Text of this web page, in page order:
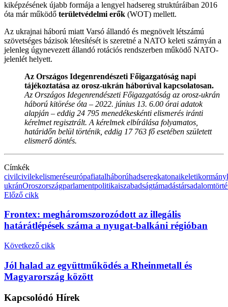
kiképzésének újabb formája a lengyel hadsereg struktúráiban 2016
óta már működő területvédelmi erők (WOT) mellett.
Az ukrajnai háború miatt Varsó állandó és megnövelt létszámú
szövetséges bázisok létesítését is szeretné a NATO keleti szárnyán a
jelenleg úgynevezett állandó rotációs rendszerben működő NATO-
jelenlét helyett.
Az Országos Idegenrendészeti Főigazgatóság napi
tájékoztatása az orosz-ukrán háborúval kapcsolatosan.
Az Országos Idegenrendészeti Főigazgatóság az orosz-ukrán
háború kitörése óta – 2022. június 13. 6.00 órai adatok
alapján – eddig 24 795 menedékeskénti elismerés iránti
kérelmet regisztrált. A kérelmek elbírálása folyamatos,
határidőn belül történik, eddig 17 763 fő esetében született
elismerő döntés.
Címkék
civilcivilekelismeréseurópafiatalháborúhadseregkatonaikeletikormány
ukránOroszországparlamentpolitikaiszabadságtámadástársadalom
Előző cikk
Frontex: megháromszorozódott az illegális
határátlépések száma a nyugat-balkáni régióban
Következő cikk
Jól halad az együttműködés a Rheinmetall és
Magyarország között
Kapcsolódó Hírek